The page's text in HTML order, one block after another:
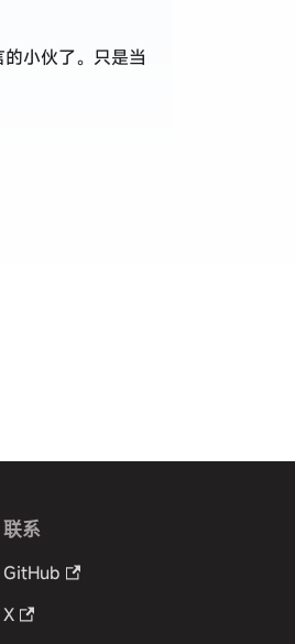
小伙了。只是当
联系
GitHub
X